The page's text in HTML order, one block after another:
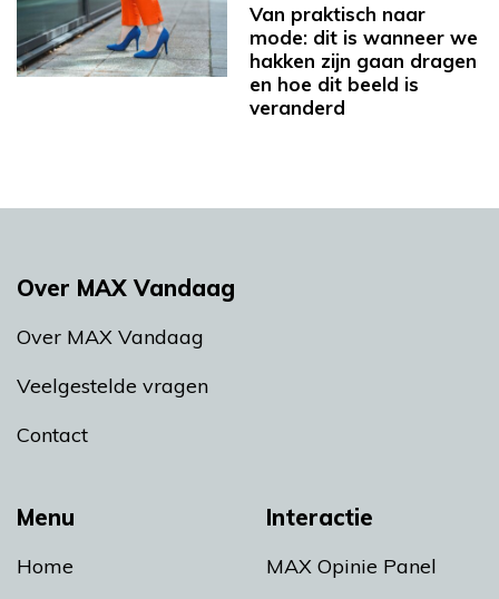
Van praktisch naar
mode: dit is wanneer we
hakken zijn gaan dragen
en hoe dit beeld is
veranderd
Menu
Home
Interactie
MAX Opinie Panel
Over MAX Vandaag
Over MAX Vandaag
Veelgestelde vragen
Contact